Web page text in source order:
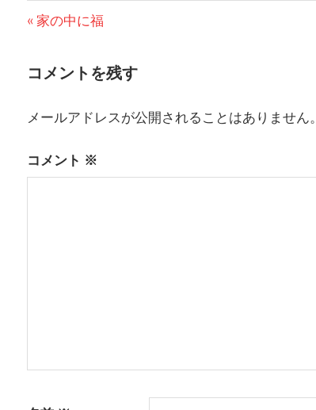
稿
ゲ
前
投
家の中に福
コメントを残す
メールアドレスが公開されることはありません。
コメント ※